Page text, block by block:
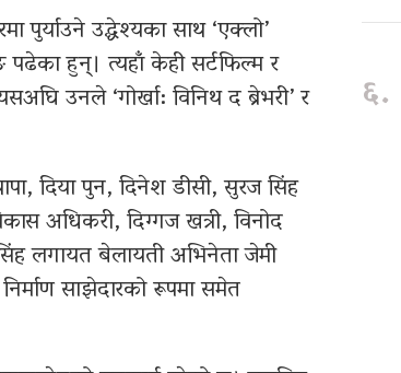
पुर्याउने उद्धेश्यका साथ ‘एक्लो’
पढेका हुन्। त्यहाँ केही सर्टफिल्म र
उनले ‘गोर्खा: विनिथ द ब्रेभरी’ र
दिया पुन, दिनेश डीसी, सुरज सिंह
अधिकरी, दिग्गज खत्री, विनोद
लगायत बेलायती अभिनेता जेमी
साझेदारको रूपमा समेत
६.